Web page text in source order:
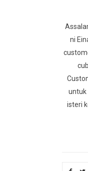
ni
untuk
isteri